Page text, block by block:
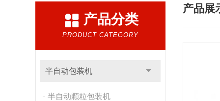
产品分类
PRODUCT CATEGORY
半自动包装机
半自动颗粒包装机
产品展